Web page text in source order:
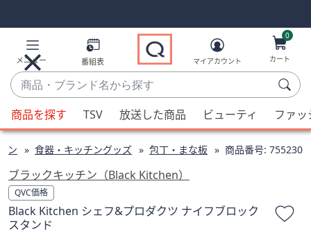
Links
Links2
メニュー 番組表
商
品・
ブ
ラ
ン
名
か
ら
探
候
補
利
用
可
能
な
マイアカウント
0
カート
商品を探す TSV 放送した商品 ビューティ ファ
ン 食器・キッチングッズ 包丁・まな板 商品番号: 755230
ブラックキッチン（Black Kitchen）
QVC価格
Black Kitchen シェフ&プロダクツ ナイフブロック
スタンド